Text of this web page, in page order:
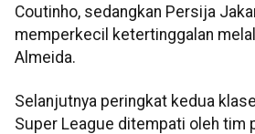
Coutinho, sedangkan Persija
memperkecil ketertinggalan
Almeida.
Selanjutnya peringkat kedua
Super League ditempati oleh tim